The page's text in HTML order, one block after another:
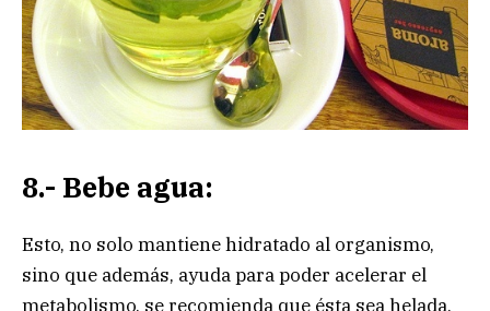
8.- Bebe agua:
Esto, no solo mantiene hidratado al organismo,
sino que además, ayuda para poder acelerar el
metabolismo, se recomienda que ésta sea helada,